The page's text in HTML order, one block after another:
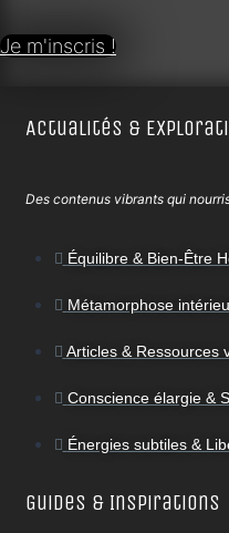
Je m'inscris !
Actualités &
Des contenus vibrants qui
Équilibre & Bien-Être
Métamorphose
Articles & Ressources
Conscience élargie &
Énergies subtiles &
Guides & Inspirations